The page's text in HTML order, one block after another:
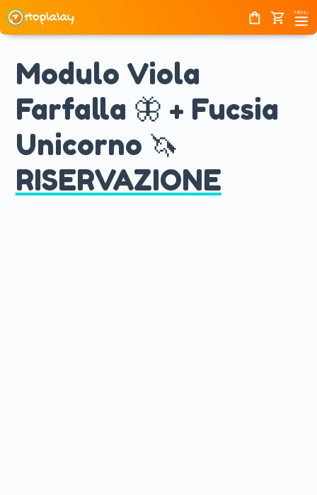
Skip
to
content
shopping_bag shopping_cart MENU
Modulo Viola
Farfalla 🦋 + Fucsia
Unicorno 🦄
RISERVAZIONE